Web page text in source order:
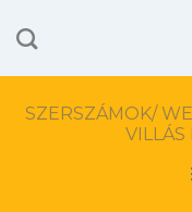
to
SZERSZÁMOK/
VILLÁS